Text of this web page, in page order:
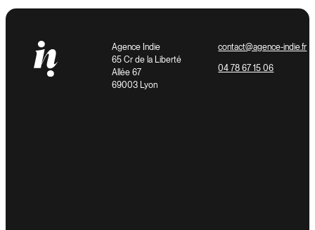
Agence Indie
65 Cr de la Liberté
Allée 67
69003 Lyon
contact@agence-indie.fr
04 78 67 15 06